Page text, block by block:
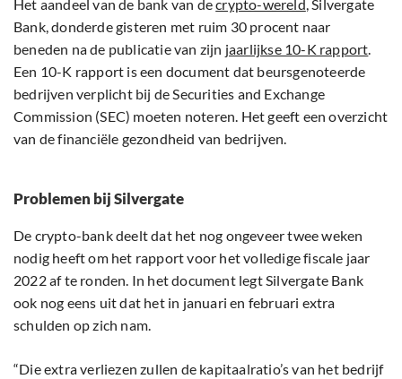
Het aandeel van de bank van decrypto-wereld, Silvergate
Bank, donderde gisteren met ruim 30 procent naar
beneden na de publicatie van zijn jaarlijkse 10-K rapport.
Een 10-K rapport is een document dat beursgenoteerde
bedrijven verplicht bij de Securities and Exchange
Commission (SEC) moeten noteren. Het geeft een overzicht
van de financiële gezondheid van bedrijven.
Problemen bij Silvergate
De crypto-bank deelt dat het nog ongeveer twee weken
nodig heeft om het rapport voor het volledige fiscale jaar
2022 af te ronden. In het document legt Silvergate Bank
ook nog eens uit dat het in januari en februari extra
schulden op zich nam.
“Die extra verliezen zullen de kapitaalratio’s van het bedrijf